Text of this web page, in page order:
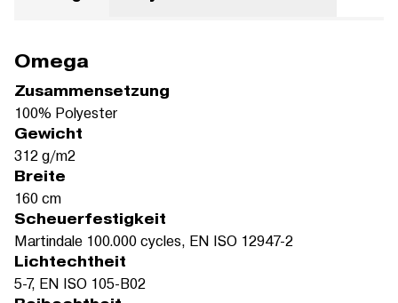
Omega
Zusammensetzung
100% Polyester
Gewicht
312 g/m2
Breite
160 cm
Scheuerfestigkeit
Martindale 100.000 cycles, EN ISO 12947-2
Lichtechtheit
5-7, EN ISO 105-B02